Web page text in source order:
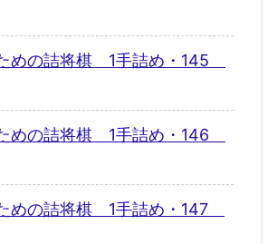
めの詰将棋 1手詰め・145
めの詰将棋 1手詰め・146
めの詰将棋 1手詰め・147